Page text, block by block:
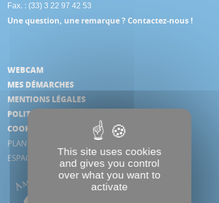
Fax. : (33) 3 22 97 42 53
Une question, une remarque ? Contactez-nous !
WEBCAM
MES DÉMARCHES
MENTIONS LÉGALES
POLITIQUE DE CONFIDENTIALITÉ
COOKIES
PLAN DU SITE
ESPACE PRESSE
This site uses cookies
and gives you control
over what you want to
activate